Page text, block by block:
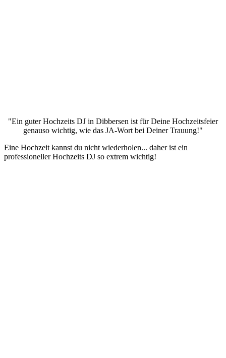
"Ein guter Hochzeits DJ in Dibbersen ist für Deine Hochzeitsfeier
genauso wichtig, wie das JA-Wort bei Deiner Trauung!"
Eine Hochzeit kannst du nicht wiederholen... daher ist ein
professioneller Hochzeits DJ so extrem wichtig!